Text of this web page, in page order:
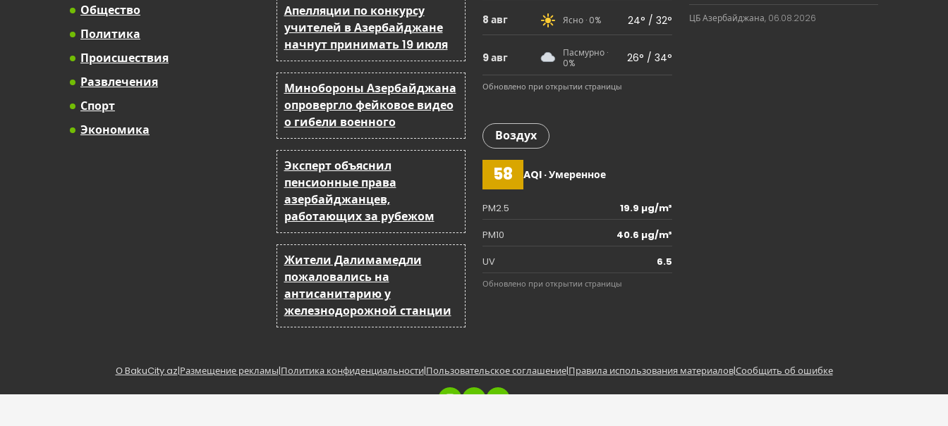
Общество
Политика
Происшествия
Развлечения
Спорт
Экономика
Апелляции по конкурсу
учителей в Азербайджане
начнут принимать 19 июля
Минобороны Азербайджана
опровергло фейковое видео
о гибели военного
Эксперт объяснил
пенсионные права
азербайджанцев,
работающих за рубежом
Жители Далимамедли
пожаловались на
антисанитарию у
железнодорожной станции
8 авг Ясно · 0% 24° / 32°
9 авг
Пасмурно ·
0%
26° / 34°
Обновлено при открытии страницы
Воздух
58 AQI · Умеренное
PM2.5
19.9 µg/m³
PM10
40.6 µg/m³
UV
6.5
Обновлено при открытии страницы
ЦБ Азербайджана, 06.08.2026
О BakuCity.az|Размещение рекламы|Политика конфиденциальности|Пользовательское соглашение|Правила использования материалов|Сообщить об ошибке